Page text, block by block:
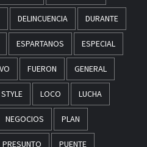
DELINCUENCIA DURANTE
ESPARTANOS ESPECIAL
FUERON GENERAL
LOCO LUCHA
NEGOCIOS PLAN
PRESUNTO PUENTE